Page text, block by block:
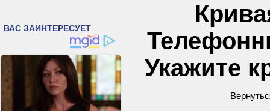
Укажите